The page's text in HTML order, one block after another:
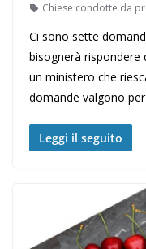
Chiese condotte da
Ci sono sette
bisognerà rispondere
un ministero che
domande valgono
Leggi il seguito